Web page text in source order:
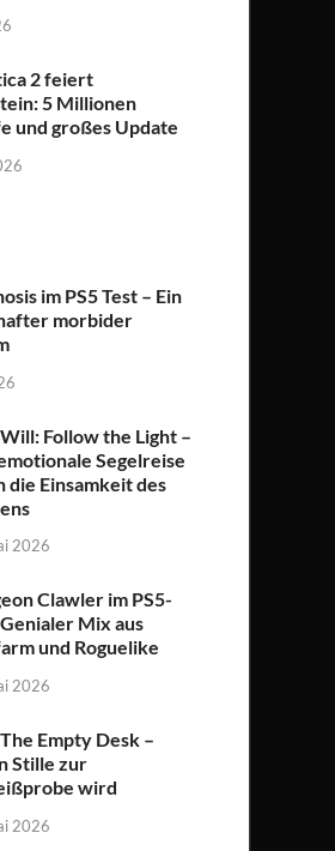
2 feiert
5 Millionen
und großes Update
im PS5 Test – Ein
morbider
Follow the Light –
Segelreise
die Einsamkeit des
2026
Clawler im PS5-
Mix aus
und Roguelike
2026
Empty Desk –
Stille zur
wird
2026